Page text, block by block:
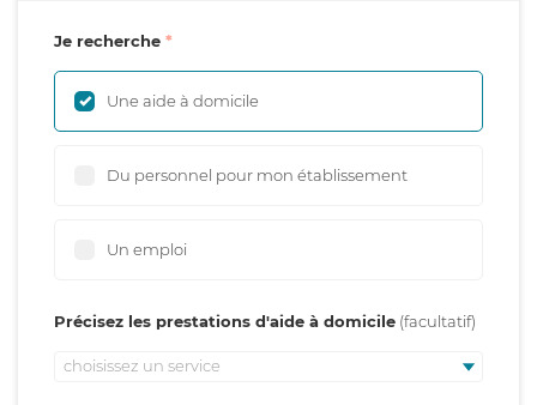
Je recherche
Une aide à domicile
Du personnel pour mon établissement
Un emploi
Précisez les prestations d'aide à domicile
choisissez un service